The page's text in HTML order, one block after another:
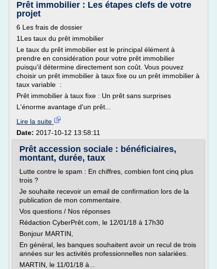
Prêt immobilier : Les étapes clefs de votre
projet
6 Les frais de dossier
1Les taux du prêt immobilier
Le taux du prêt immobilier est le principal élément à
prendre en considération pour votre prêt immobilier
puisqu'il détermine directement son coût. Vous pouvez
choisir un prêt immobilier à taux fixe ou un prêt immobilier à
taux variable :
Prêt immobilier à taux fixe : Un prêt sans surprises
L'énorme avantage d'un prêt...
Lire la suite
Date: 2017-10-12 13:58:11
Prêt accession sociale : bénéficiaires,
montant, durée, taux
Lutte contre le spam : En chiffres, combien font cinq plus
trois ?
Je souhaite recevoir un email de confirmation lors de la
publication de mon commentaire.
Vos questions / Nos réponses
Rédaction CyberPrêt.com, le 12/01/18 à 17h30
Bonjour MARTIN,
En général, les banques souhaitent avoir un recul de trois
années sur les activités professionnelles non salariées.
MARTIN, le 11/01/18 à...